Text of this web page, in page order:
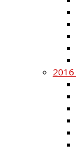
2016